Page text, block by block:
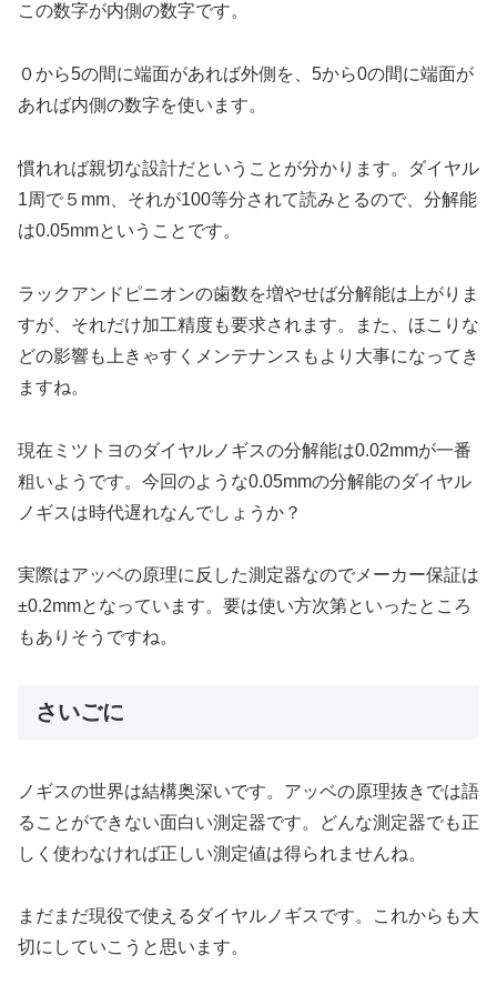
この数字が内側の数字です。
０から5の間に端面があれば外側を、5から0の間に端面が
あれば内側の数字を使います。
慣れれば親切な設計だということが分かります。ダイヤル
1周で５mm、それが100等分されて読みとるので、分解能
は0.05mmということです。
ラックアンドピニオンの歯数を増やせば分解能は上がりま
すが、それだけ加工精度も要求されます。また、ほこりな
どの影響も上きゃすくメンテナンスもより大事になってき
ますね。
現在ミツトヨのダイヤルノギスの分解能は0.02mmが一番
粗いようです。今回のような0.05mmの分解能のダイヤル
ノギスは時代遅れなんでしょうか？
実際はアッベの原理に反した測定器なのでメーカー保証は
±0.2mmとなっています。要は使い方次第といったところ
もありそうですね。
さいごに
ノギスの世界は結構奥深いです。アッベの原理抜きでは語
ることができない面白い測定器です。どんな測定器でも正
しく使わなければ正しい測定値は得られませんね。
まだまだ現役で使えるダイヤルノギスです。これからも大
切にしていこうと思います。